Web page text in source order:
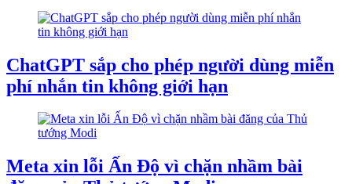
ChatGPT sắp cho phép người dùng miễn
phí nhắn tin không giới hạn
Meta xin lỗi Ấn Độ vì chặn nhầm bài